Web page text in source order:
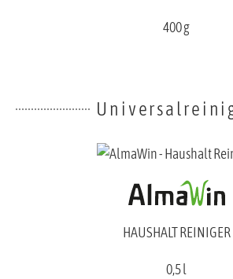
400 g
HAUSHALT REINIGER
0,5 l